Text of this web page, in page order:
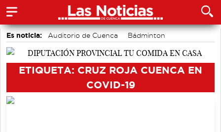
Es noticia: Auditorio de Cuenca
Bádminton
Piragüismo
Motor
ETIQUETA: CRUZ ROJA CUENCA EN
COVID-19